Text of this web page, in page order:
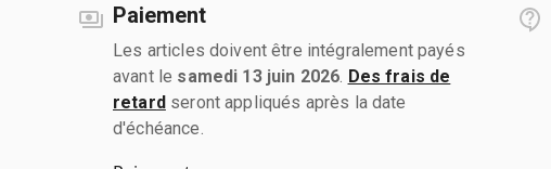
Paiement
Les articles doivent être intégralement payés
avant le samedi 13 juin 2026 Des frais de
retardseront appliqués après la date
d'échéance.